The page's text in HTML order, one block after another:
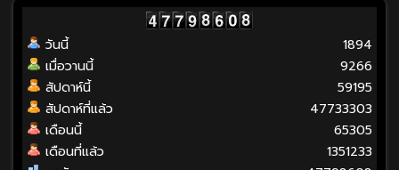
วันนี้
เมื่อวานนี้
สัปดาห์นี้
สัปดาห์ที่แล้ว
เดือนนี้
เดือนที่แล้ว
1894
9266
59195
47733303
65305
1351233